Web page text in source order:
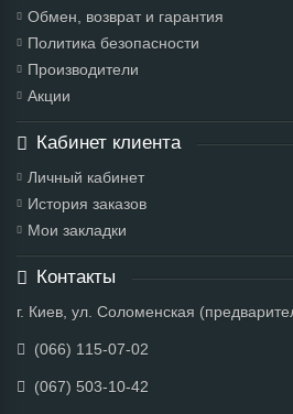
Обмен, возврат и гарантия
Политика безопасности
Производители
Акции
Кабинет клиента
Личный кабинет
История заказов
Мои закладки
Контакты
г. Киев, ул. Соломенская
(066) 115-07-02
(067) 503-10-42